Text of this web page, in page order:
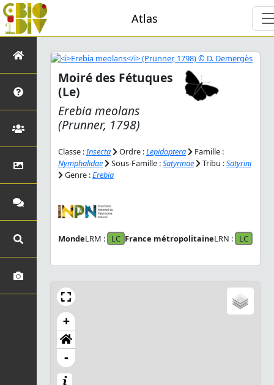
Atlas
Moiré des Fétuques
(Le)
Erebia meolans
(Prunner, 1798)
Classe :Insecta Ordre :Lepidoptera
Famille :
Nymphalidae
Sous-Famille :Satyrinae Tribu :Satyrini
Genre :Erebia
MondeLRM : LC France métropolitaineLRN : LC
+
-